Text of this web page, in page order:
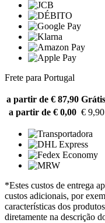
Frete para Portugal
a partir de € 87,90
a partir de € 0,00 € 9,90
*Estes custos de entrega
custos adicionais, por
características dos
diretamente na descrição